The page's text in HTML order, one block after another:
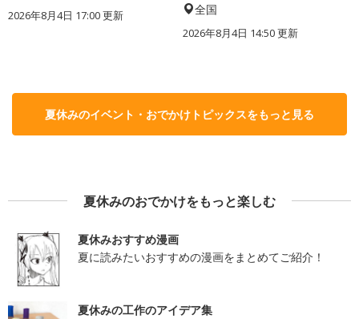
2026年8月4日 17:00更新 全国
2026年8月4日 14:50更新
夏休みのイベント・おでかけトピックスをもっと見る
夏休みのおでかけをもっと楽しむ
夏休みおすすめ漫画
夏に読みたいおすすめの漫画をまとめてご紹介！
夏休みの工作のアイデア集